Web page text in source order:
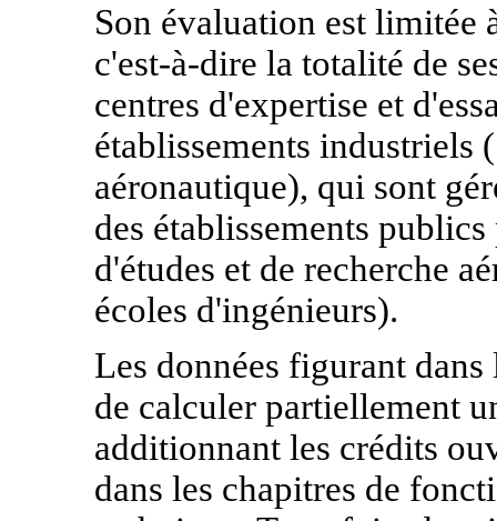
Son évaluation est limitée
c'est-à-dire la totalité de
centres d'expertise et
établissements industriels
aéronautique), qui sont
des établissements
d'études et de recherche
écoles d'ingénieurs).
Les données figurant
de calculer partiellement
additionnant les crédits
dans les chapitres de